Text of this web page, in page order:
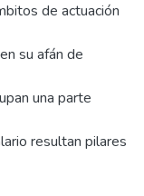
de actuación
su afán de
una parte
resultan pilares